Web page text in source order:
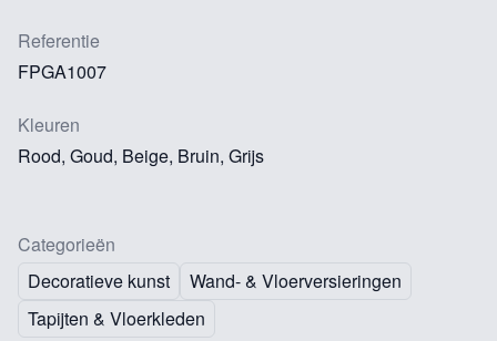
Referentie
FPGA1007
Kleuren
Rood, Goud, Beige, Bruin, Grijs
Categorieën
Decoratieve kunst
Wand- & Vloerversieringen
Tapijten & Vloerkleden